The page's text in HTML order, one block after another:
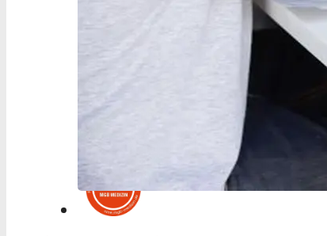
Zahlen | Daten | Fakten